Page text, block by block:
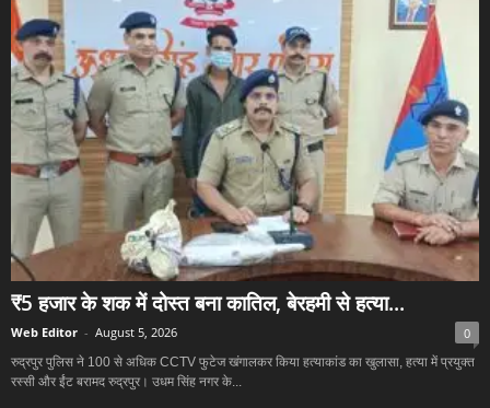
₹5 हजार के शक में दोस्त बना कातिल, बेरहमी से हत्या...
Web Editor - August 5, 2026 0
रुद्रपुर पुलिस ने 100 से अधिक CCTV फुटेज खंगालकर किया हत्याकांड का खुलासा, हत्या में प्रयुक्त
रस्सी और ईंट बरामद रुद्रपुर। उधम सिंह नगर के...